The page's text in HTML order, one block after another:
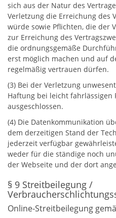
sich aus der Natur des
Verletzung die Erreichung des
würde sowie Pflichten, die der
zur Erreichung des
die ordnungsgemäße
erst möglich machen und auf
regelmäßig vertrauen dürfen.
(3) Bei der Verletzung
Haftung bei leicht fahrlässigen
ausgeschlossen.
(4) Die Datenkommunikation
dem derzeitigen Stand der
jederzeit verfügbar
weder für die ständige noch
der Webseite und der dort
§ 9 Streitbeilegung /
Online-Streitbeilegung